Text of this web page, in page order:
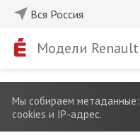
Вся Россия
Модели Renault
Мы собираем метаданные:
cookies и IP-адрес.